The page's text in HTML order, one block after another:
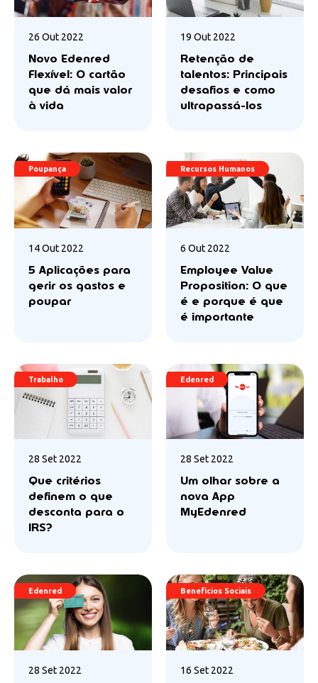
26 Out 2022
Novo Edenred
Flexível: O cartão
que dá mais valor
à vida
19 Out 2022
Retenção de
talentos: Principais
desafios e como
ultrapassá-los
Poupança
14 Out 2022
5 Aplicações para
gerir os gastos e
poupar
Recursos Humanos
6 Out 2022
Employee Value
Proposition: O que
é e porque é que
é importante
Trabalho
28 Set 2022
Que critérios
definem o que
desconta para o
IRS?
Edenred
28 Set 2022
Um olhar sobre a
nova App
MyEdenred
Edenred
28 Set 2022
Benefícios Sociais
16 Set 2022